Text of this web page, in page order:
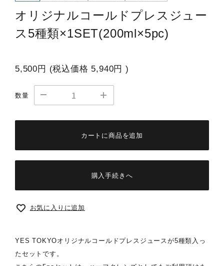
オリジナルコールドプレスジュー
ス5種類×1SET(200ml×5pc)
5,500円 (税込価格 5,940円 )
数量
カートに商品を追加
購入手続きへ
お気に入りに追加
YES TOKYOオリジナルコールドプレスジュースが5種類入っ
たセットです。